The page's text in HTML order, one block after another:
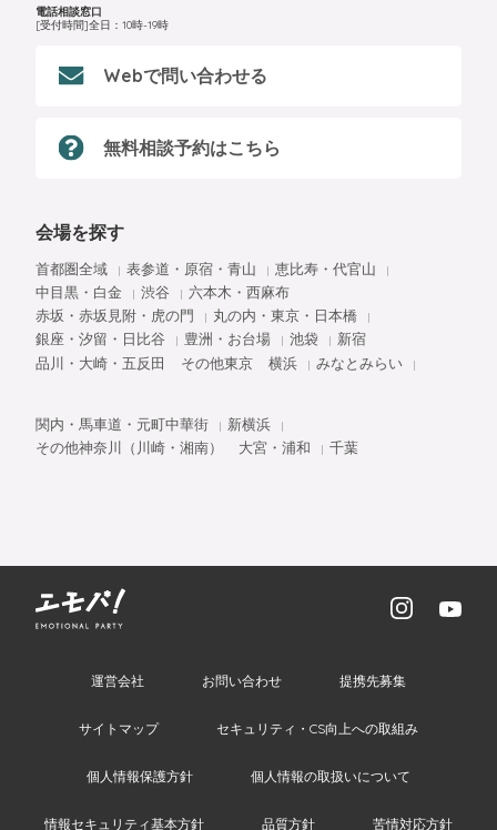
電話相談窓口
[受付時間]全日：10時-19時
Webで問い合わせる
無料相談予約はこちら
会場を探す
首都圏全域 表参道・原宿・青山
恵比寿・代官山
中目黒・白金
渋谷
六本木・西麻布
赤坂・赤坂見附・虎の門
丸の内・東京・日本橋
銀座・汐留・日比谷
豊洲・お台場 池袋
新宿
品川・大崎・五反田
その他東京 横浜 みなとみらい
関内・馬車道・元町中華街
新横浜
その他神奈川（川崎・湘南）
大宮・浦和 千葉
運営会社 お問い合わせ 提携先募集
サイトマップ セキュリティ・CS向上への取組み
個人情報保護方針 個人情報の取扱いについて
情報セキュリティ基本方針 品質方針 苦情対応方針